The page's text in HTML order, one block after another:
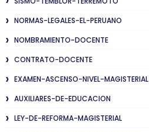
NORMAS-LEGALES-EL-PERUANO
NOMBRAMIENTO-DOCENTE
CONTRATO-DOCENTE
EXAMEN-ASCENSO-NIVEL-MAGISTERIAL
AUXILIARES-DE-EDUCACION
LEY-DE-REFORMA-MAGISTERIAL